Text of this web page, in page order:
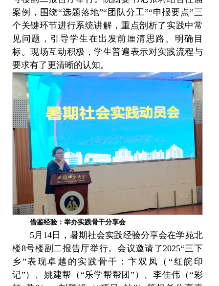
案例，围绕“选题落地”“团队分工”“申报要点”三
个关键环节进行系统讲解，重点剖析了实践中常
见问题，引导学生在出发前厘清思路、明确目
标。现场互动积极，学生普遍表示对实践流程与
要求有了更清晰的认知。
借鉴经验：举办实践骨干分享会
5月14日，暑期社会实践经验分享会在学苑北
楼8号楼副二报告厅举行。会议邀请了2025“三下
乡”表现卓越的实践骨干：卞双凤（“红皖印
记”）、姚建帮（“乐学帮帮团”）、李佳伟（“彩